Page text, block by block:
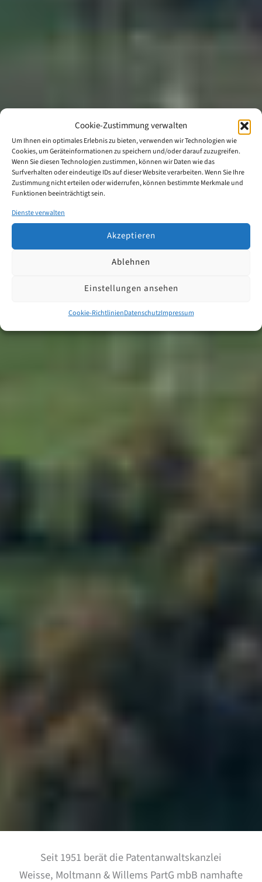
Cookie-Zustimmung verwalten
Um Ihnen ein optimales Erlebnis zu bieten, verwenden wir Technologien wie
Cookies, um Geräteinformationen zu speichern und/oder darauf zuzugreifen.
Wenn Sie diesen Technologien zustimmen, können wir Daten wie das
Surfverhalten oder eindeutige IDs auf dieser Website verarbeiten. Wenn Sie Ihre
Zustimmung nicht erteilen oder widerrufen, können bestimmte Merkmale und
Funktionen beeinträchtigt sein.
Dienste verwalten
Akzeptieren
Ablehnen
Einstellungen ansehen
Cookie-RichtlinienDatenschutzImpressum
Seit 1951 berät die Patentanwaltskanzlei
Weisse, Moltmann & Willems PartG mbB namhafte